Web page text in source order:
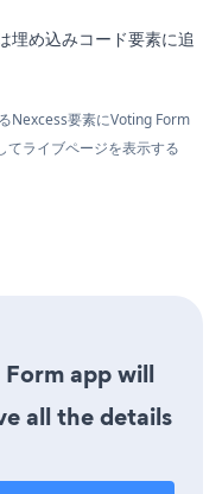
め込みコード要素に追
Nexcess要素にVoting Form
てライブページを表示する
app will
all the details